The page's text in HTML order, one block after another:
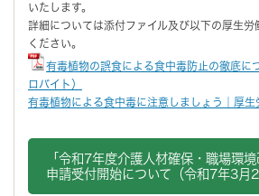
いたします。
詳細については添付ファイル及び以下の厚生労
ください。
有毒植物の誤食による食中毒防止の徹底に
ロバイト）
有毒植物による食中毒に注意しましょう｜厚
「令和7年度介護人材確保・職場環
申請受付開始について（令和7年3月